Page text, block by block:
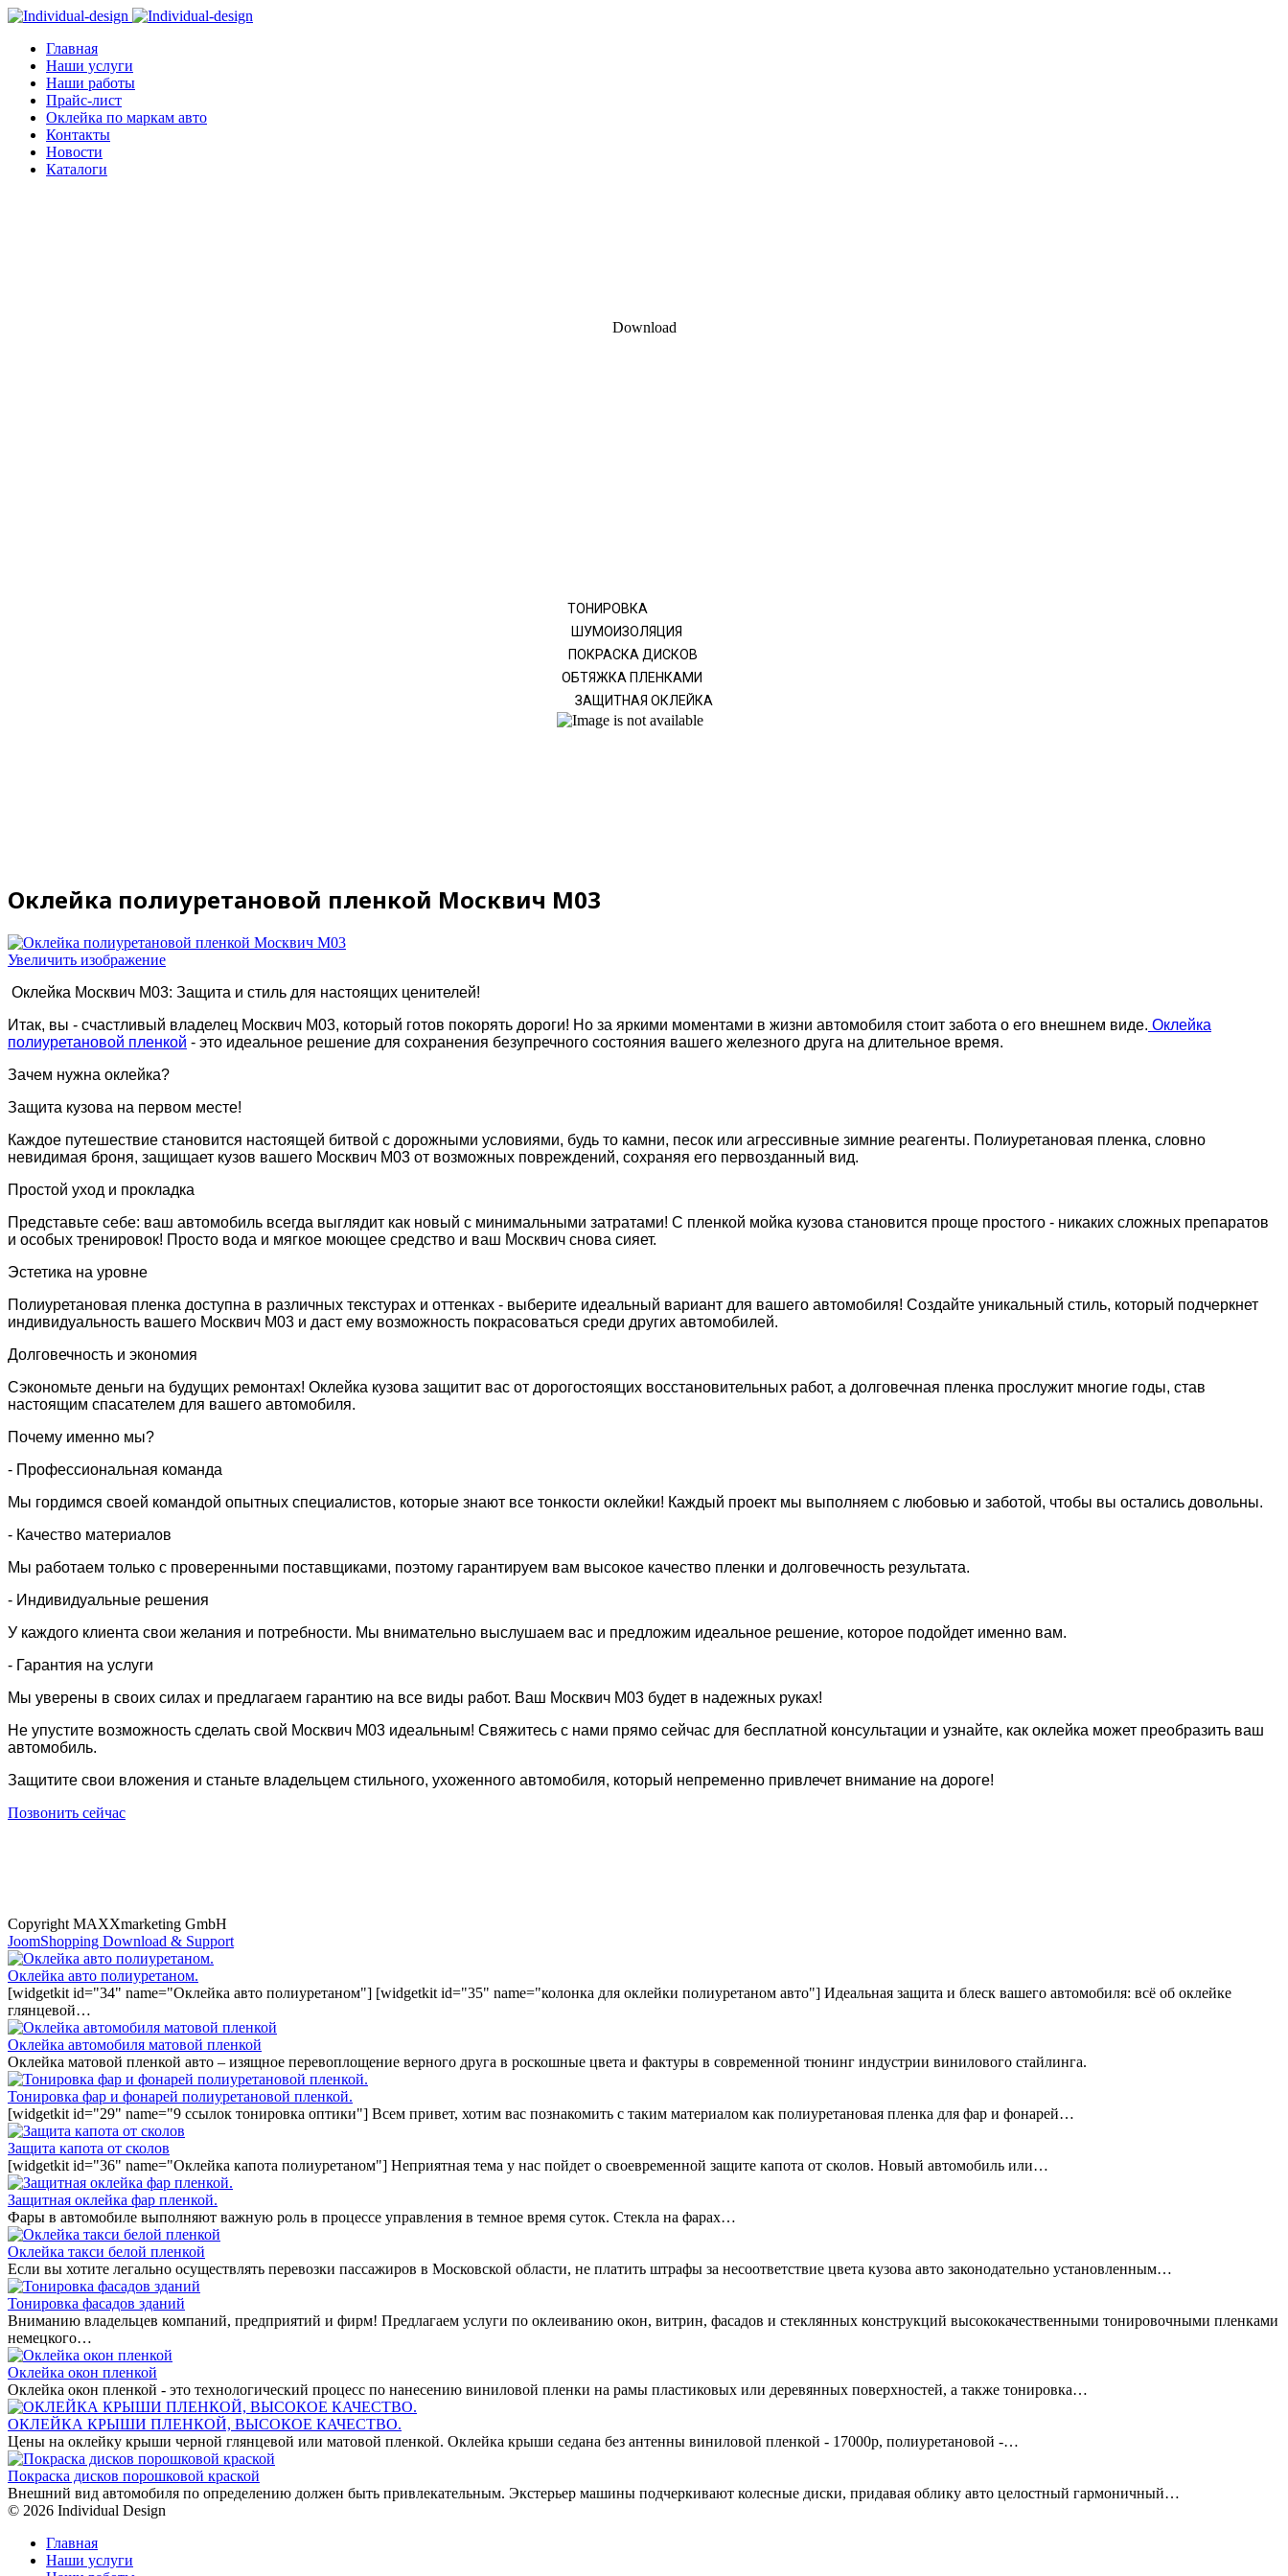
Главная
Наши услуги
Наши работы
Прайс-лист
Оклейка по маркам авто
Контакты
Новости
Каталоги
Download
ТОНИРОВКА
ШУМОИЗОЛЯЦИЯ
ПОКРАСКА ДИСКОВ
ОБТЯЖКА ПЛЕНКАМИ
ЗАЩИТНАЯ ОКЛЕЙКА
Оклейка полиуретановой пленкой Москвич M03
Увеличить изображение
Оклейка Москвич M03: Защита и стиль для настоящих ценителей!
Итак, вы - счастливый владелец Москвич M03, который готов покорять дороги! Но за яркими моментами в жизни автомобиля стоит забота о его внешнем виде. Оклейка
полиуретановой пленкой - это идеальное решение для сохранения безупречного состояния вашего железного друга на длительное время.
Зачем нужна оклейка?
Защита кузова на первом месте!
Каждое путешествие становится настоящей битвой с дорожными условиями, будь то камни, песок или агрессивные зимние реагенты. Полиуретановая пленка, словно
невидимая броня, защищает кузов вашего Москвич M03 от возможных повреждений, сохраняя его первозданный вид.
Простой уход и прокладка
Представьте себе: ваш автомобиль всегда выглядит как новый с минимальными затратами! С пленкой мойка кузова становится проще простого - никаких сложных препаратов
и особых тренировок! Просто вода и мягкое моющее средство и ваш Москвич снова сияет.
Эстетика на уровне
Полиуретановая пленка доступна в различных текстурах и оттенках - выберите идеальный вариант для вашего автомобиля! Создайте уникальный стиль, который подчеркнет
индивидуальность вашего Москвич M03 и даст ему возможность покрасоваться среди других автомобилей.
Долговечность и экономия
Сэкономьте деньги на будущих ремонтах! Оклейка кузова защитит вас от дорогостоящих восстановительных работ, а долговечная пленка прослужит многие годы, став
настоящим спасателем для вашего автомобиля.
Почему именно мы?
- Профессиональная команда
Мы гордимся своей командой опытных специалистов, которые знают все тонкости оклейки! Каждый проект мы выполняем с любовью и заботой, чтобы вы остались довольны.
- Качество материалов
Мы работаем только с проверенными поставщиками, поэтому гарантируем вам высокое качество пленки и долговечность результата.
- Индивидуальные решения
У каждого клиента свои желания и потребности. Мы внимательно выслушаем вас и предложим идеальное решение, которое подойдет именно вам.
- Гарантия на услуги
Мы уверены в своих силах и предлагаем гарантию на все виды работ. Ваш Москвич M03 будет в надежных руках!
Не упустите возможность сделать свой Москвич M03 идеальным! Свяжитесь с нами прямо сейчас для бесплатной консультации и узнайте, как оклейка может преобразить ваш
автомобиль.
Защитите свои вложения и станьте владельцем стильного, ухоженного автомобиля, который непременно привлечет внимание на дороге!
Позвонить сейчас
Copyright MAXXmarketing GmbH
JoomShopping Download & Support
Оклейка авто полиуретаном.
[widgetkit id="34" name="Оклейка авто полиуретаном"] [widgetkit id="35" name="колонка для оклейки полиуретаном авто"] Идеальная защита и блеск вашего автомобиля: всё об оклейке
глянцевой…
Оклейка автомобиля матовой пленкой
Оклейка матовой пленкой авто – изящное перевоплощение верного друга в роскошные цвета и фактуры в современной тюнинг индустрии винилового стайлинга.
Тонировка фар и фонарей полиуретановой пленкой.
[widgetkit id="29" name="9 ссылок тонировка оптики"] Всем привет, хотим вас познакомить с таким материалом как полиуретановая пленка для фар и фонарей…
Защита капота от сколов
[widgetkit id="36" name="Оклейка капота полиуретаном"] Неприятная тема у нас пойдет о своевременной защите капота от сколов. Новый автомобиль или…
Защитная оклейка фар пленкой.
Фары в автомобиле выполняют важную роль в процессе управления в темное время суток. Стекла на фарах…
Оклейка такси белой пленкой
Если вы хотите легально осуществлять перевозки пассажиров в Московской области, не платить штрафы за несоответствие цвета кузова авто законодательно установленным…
Тонировка фасадов зданий
Вниманию владельцев компаний, предприятий и фирм! Предлагаем услуги по оклеиванию окон, витрин, фасадов и стеклянных конструкций высококачественными тонировочными пленками
немецкого…
Оклейка окон пленкой
Оклейка окон пленкой - это технологический процесс по нанесению виниловой пленки на рамы пластиковых или деревянных поверхностей, а также тонировка…
ОКЛЕЙКА КРЫШИ ПЛЕНКОЙ, ВЫСОКОЕ КАЧЕСТВО.
Цены на оклейку крыши черной глянцевой или матовой пленкой. Оклейка крыши седана без антенны виниловой пленкой - 17000р, полиуретановой -…
Покраска дисков порошковой краской
Внешний вид автомобиля по определению должен быть привлекательным. Экстерьер машины подчеркивают колесные диски, придавая облику авто целостный гармоничный…
© 2026 Individual Design
Главная
Наши услуги